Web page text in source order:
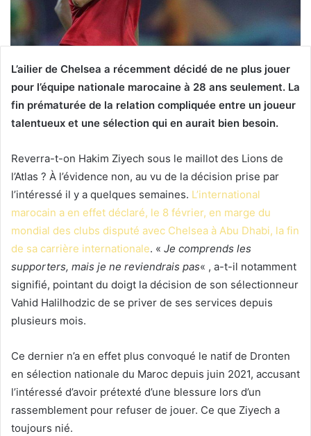
L’ailier de Chelsea a récemment décidé de ne plus jouer
pour l’équipe nationale marocaine à 28 ans seulement. La
fin prématurée de la relation compliquée entre un joueur
talentueux et une sélection qui en aurait bien besoin.
Reverra-t-on Hakim Ziyech sous le maillot des Lions de
l’Atlas ? À l’évidence non, au vu de la décision prise par
l’intéressé il y a quelques semaines. L’international
marocain a en effet déclaré, le 8 février, en marge du
mondial des clubs disputé avec Chelsea à Abu Dhabi, la fin
de sa carrière internationale. « Je comprends les
supporters, mais je ne reviendrais pas« , a-t-il notamment
signifié, pointant du doigt la décision de son sélectionneur
Vahid Halilhodzic de se priver de ses services depuis
plusieurs mois.
Ce dernier n’a en effet plus convoqué le natif de Dronten
en sélection nationale du Maroc depuis juin 2021, accusant
l’intéressé d’avoir prétexté d’une blessure lors d’un
rassemblement pour refuser de jouer. Ce que Ziyech a
toujours nié.